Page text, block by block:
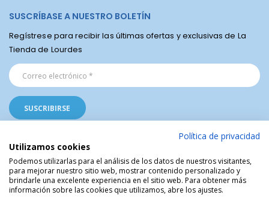
SUSCRÍBASE A NUESTRO BOLETÍN
Regístrese para recibir las últimas ofertas y exclusivas de La
Tienda de Lourdes
La Tienda Religiosa de Lourdes © | Venta de artículos religiosos del Santuario
de Lourdes en Francia | Arte Sacro | Objetos sagrados
Política de privacidad
Utilizamos cookies
Podemos utilizarlas para el análisis de los datos de nuestros visitantes,
para mejorar nuestro sitio web, mostrar contenido personalizado y
brindarle una excelente experiencia en el sitio web. Para obtener más
información sobre las cookies que utilizamos, abre los ajustes.